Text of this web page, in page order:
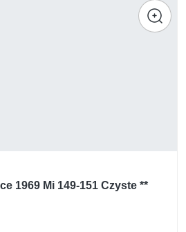
1969 Mi 149-151 Czyste **